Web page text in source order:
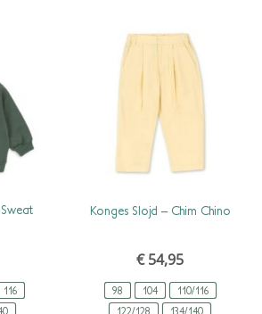
116
98 104
110/116
122/128
134/140
Konges Slojd – Chim Chino
€54,95